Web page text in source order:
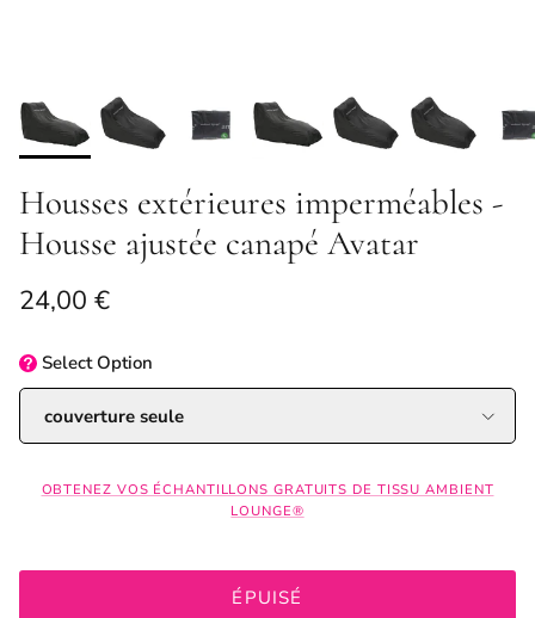
Housses extérieures imperméables -
Housse ajustée canapé Avatar
Prix habituel
24,00 €
SelectOption
couverture seule
OBTENEZ VOS ÉCHANTILLONS GRATUITS DE TISSU AMBIENT
LOUNGE®
ÉPUISÉ